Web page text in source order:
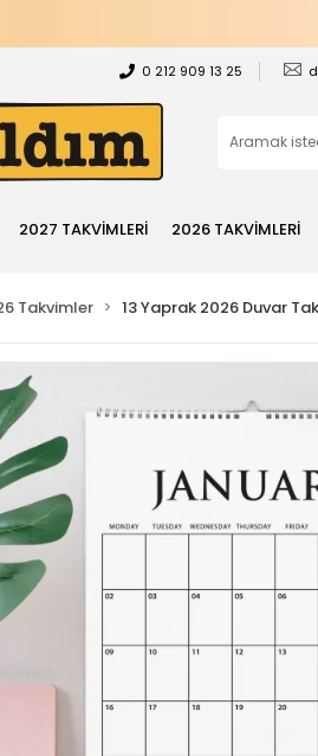
0 212 909 13 25
2027 TAKVİMLERİ 2026 TAKVİMLERİ
Takvimler 13 Yaprak 2026 Duvar